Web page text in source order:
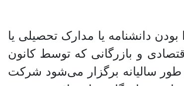
دانشنامه یا مدارک تحصیلی یا
و بازرگانی که توسط کانون
سالیانه برگزار می‌شود شرکت